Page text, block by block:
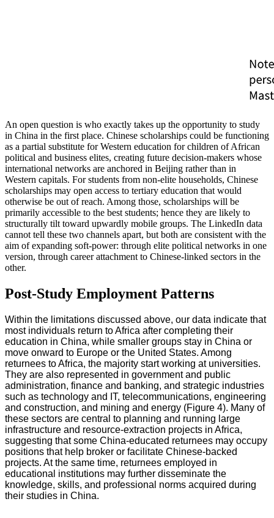
An open question is who exactly takes up the opportunity to study
in China in the first place. Chinese scholarships could be functioning
as a partial substitute for Western education for children of African
political and business elites, creating future decision-makers whose
international networks are anchored in Beijing rather than in
Western capitals. For students from non‑elite households, Chinese
scholarships may open access to tertiary education that would
otherwise be out of reach. Among those, scholarships will be
primarily accessible to the best students; hence they are likely to
structurally tilt toward upwardly mobile groups. The LinkedIn data
cannot tell these two channels apart, but both are consistent with the
aim of expanding soft-power: through elite political networks in one
version, through career attachment to Chinese-linked sectors in the
other.
Post‑Study Employment Patterns
Within the limitations discussed above, our data indicate that
most individuals return to Africa after completing their
education in China, while smaller groups stay in China or
move onward to Europe or the United States. Among
returnees to Africa, the majority start working at universities.
They are also represented in government and public
administration, finance and banking, and strategic industries
such as technology and IT, telecommunications, engineering
and construction, and mining and energy (Figure 4). Many of
these sectors are central to planning and running large
infrastructure and resource‑extraction projects in Africa,
suggesting that some China‑educated returnees may occupy
positions that help broker or facilitate Chinese‑backed
projects. At the same time, returnees employed in
educational institutions may further disseminate the
knowledge, skills, and professional norms acquired during
their studies in China.